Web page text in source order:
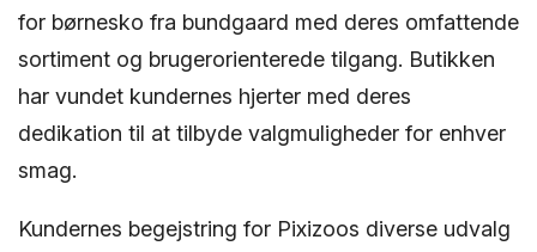
for børnesko fra bundgaard med deres omfattende
sortiment og brugerorienterede tilgang. Butikken
har vundet kundernes hjerter med deres
dedikation til at tilbyde valgmuligheder for enhver
smag.
Kundernes begejstring for Pixizoos diverse udvalg